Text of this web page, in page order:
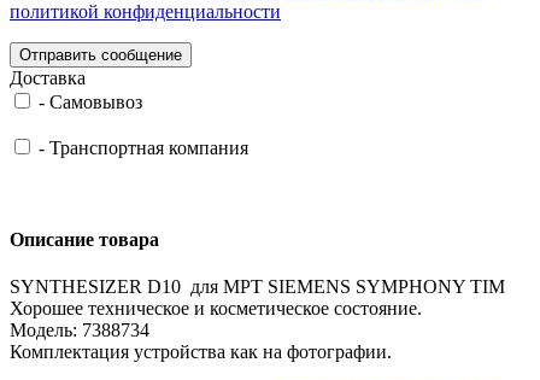
политикой конфиденциальности
Отправить сообщение
Доставка
- Самовывоз
- Транспортная компания
Описание товара
SYNTHESIZER D10 для МРТ SIEMENS SYMPHONY TIM
Хорошее техническое и косметическое состояние.
Модель: 7388734
Комплектация устройства как на фотографии.